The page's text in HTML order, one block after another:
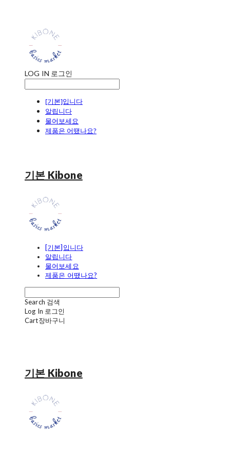
LOG IN 로그인
[기본]입니다
알립니다
물어보세요
제품은 어땠나요?
기본 Kibone
[기본]입니다
알립니다
물어보세요
제품은 어땠나요?
Search 검색
Log In 로그인
Cart장바구니
기본 Kibone